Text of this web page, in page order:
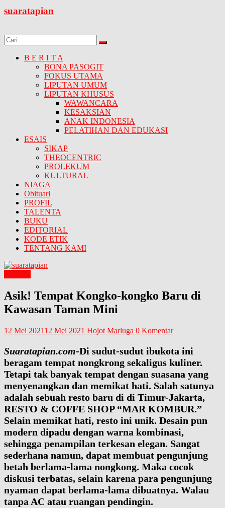
suaratapian
B E R I T A
BONA PASOGIT
FOKUS UTAMA
LIPUTAN UMUM
LIPUTAN KHUSUS
WAWANCARA
KESAKSIAN
ANAK INDONESIA
PELATIHAN DAN EDUKASI
ESAIS
SIKAP
THEOCENTRIC
PROLEKUM
KULTURAL
NIAGA
Obituari
PROFIL
TALENTA
BUKU
EDITORIAL
KODE ETIK
TENTANG KAMI
Asik! Tempat Kongko-kongko Baru di
Kawasan Taman Mini
12 Mei 202112 Mei 2021 Hojot Marluga 0 Komentar
Suaratapian.com-Di sudut-sudut ibukota ini
beragam tempat nongkrong sekaligus kuliner.
Tetapi tak banyak tempat dengan suasana yang
menyenangkan dan memikat hati. Salah satunya
adalah sebuah resto baru di di Timur-Jakarta,
RESTO & COFFE SHOP “MAR KOMBUR.”
Selain memikat hati, resto ini unik. Desain pun
modern dipadu dengan warna kombinasi,
sehingga penampilan terkesan elegan. Sangat
sederhana namun, dapat membuat pengunjung
betah berlama-lama nongkong. Maka cocok
diskusi terbatas, selain karena para pengunjung
nyaman dapat berlama-lama dibuatnya. Walau
tanpa AC atau ruangan pendingin.